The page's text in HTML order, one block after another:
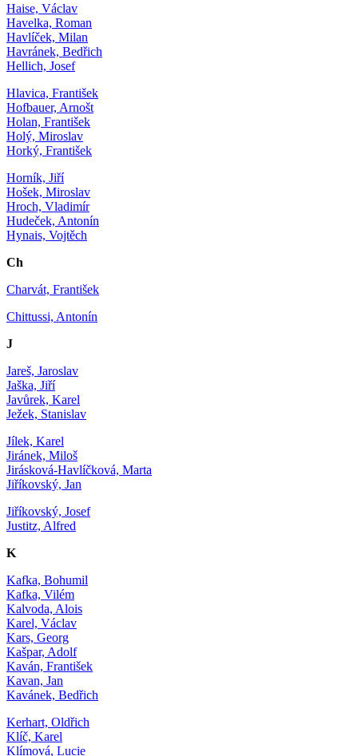
Haise, Václav
Havelka, Roman
Havlíček, Milan
Havránek, Bedřich
Hellich, Josef
Hlavica, František
Hofbauer, Arnošt
Holan, František
Holý, Miroslav
Horký, František
Horník, Jiří
Hošek, Miroslav
Hroch, Vladimír
Hudeček, Antonín
Hynais, Vojtěch
Ch
Charvát, František
Chittussi, Antonín
J
Jareš, Jaroslav
Jaška, Jiří
Javůrek, Karel
Ježek, Stanislav
Jílek, Karel
Jiránek, Miloš
Jirásková-Havlíčková, Marta
Jiříkovský, Jan
Jiříkovský, Josef
Justitz, Alfred
K
Kafka, Bohumil
Kafka, Vilém
Kalvoda, Alois
Karel, Václav
Kars, Georg
Kašpar, Adolf
Kaván, František
Kavan, Jan
Kavánek, Bedřich
Kerhart, Oldřich
Klíč, Karel
Klímová, Lucie